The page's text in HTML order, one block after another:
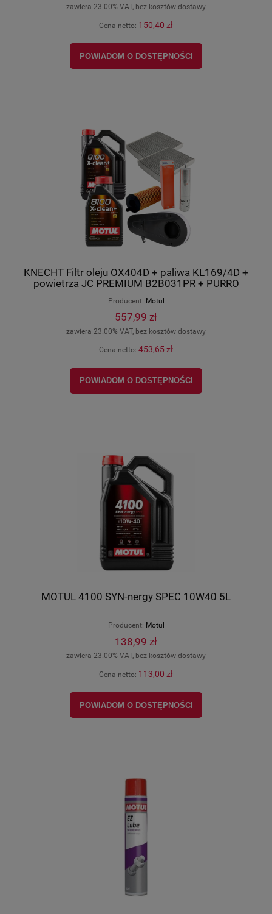
zawiera 23.00% VAT, bez kosztów dostawy
Cena netto: 150,40 zł
POWIADOM O DOSTĘPNOŚCI
KNECHT Filtr oleju OX404D + paliwa KL169/4D +
powietrza JC PREMIUM B2B031PR + PURRO
8100 X-CLEAN+ 5W30 5l + 5w30 1L
Producent: Motul
557,99 zł
zawiera 23.00% VAT, bez kosztów dostawy
Cena netto: 453,65 zł
POWIADOM O DOSTĘPNOŚCI
MOTUL 4100 SYN-nergy SPEC 10W40 5L
Producent: Motul
138,99 zł
zawiera 23.00% VAT, bez kosztów dostawy
Cena netto: 113,00 zł
POWIADOM O DOSTĘPNOŚCI